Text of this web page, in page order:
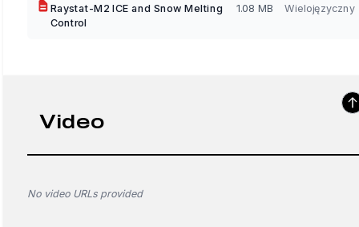
Raystat-M2 ICE and Snow Melting
Control
1.08 MB Wielojęzyczny
Video
No video URLs provided